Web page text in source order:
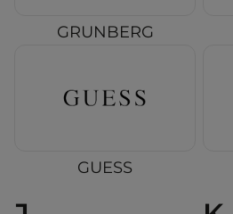
GRUNBERG
GUESS